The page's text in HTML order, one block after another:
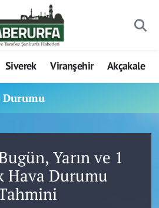
Siverek Viranşehir Akçakale
Durumu
Yarın ve 1
Hava Durumu